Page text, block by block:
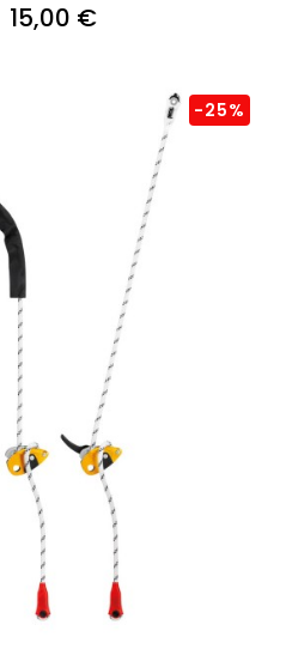
15,00 €
-25%